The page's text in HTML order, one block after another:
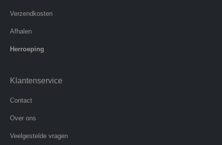
Verzendkosten
Afhalen
Herroeping
Klantenservice
Contact
Over ons
Veelgestelde vragen